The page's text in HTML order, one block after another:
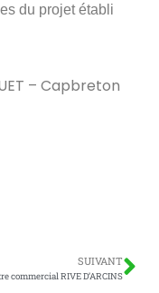
du projet établi
– Capbreton
SUIVANT
commercial RIVE D’ARCINS